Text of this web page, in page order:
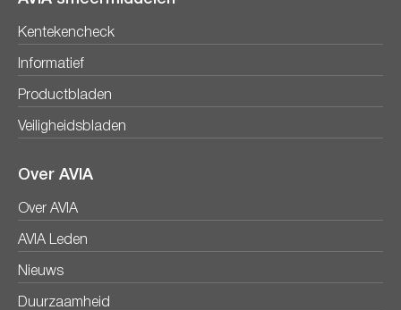
Kentekencheck
Informatief
Productbladen
Veiligheidsbladen
Over AVIA
Over AVIA
AVIA Leden
Nieuws
Duurzaamheid